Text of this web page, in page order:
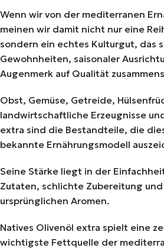
Wenn wir von der mediterranen
meinen wir damit nicht nur eine
sondern ein echtes Kulturgut, das
Gewohnheiten, saisonaler
Augenmerk auf Qualität
Obst, Gemüse, Getreide,
landwirtschaftliche Erzeugnisse
extra sind die Bestandteile, die
bekannte Ernährungsmodell
Seine Stärke liegt in der
Zutaten, schlichte Zubereitung
ursprünglichen Aromen.
Natives Olivenöl extra spielt eine
wichtigste Fettquelle der